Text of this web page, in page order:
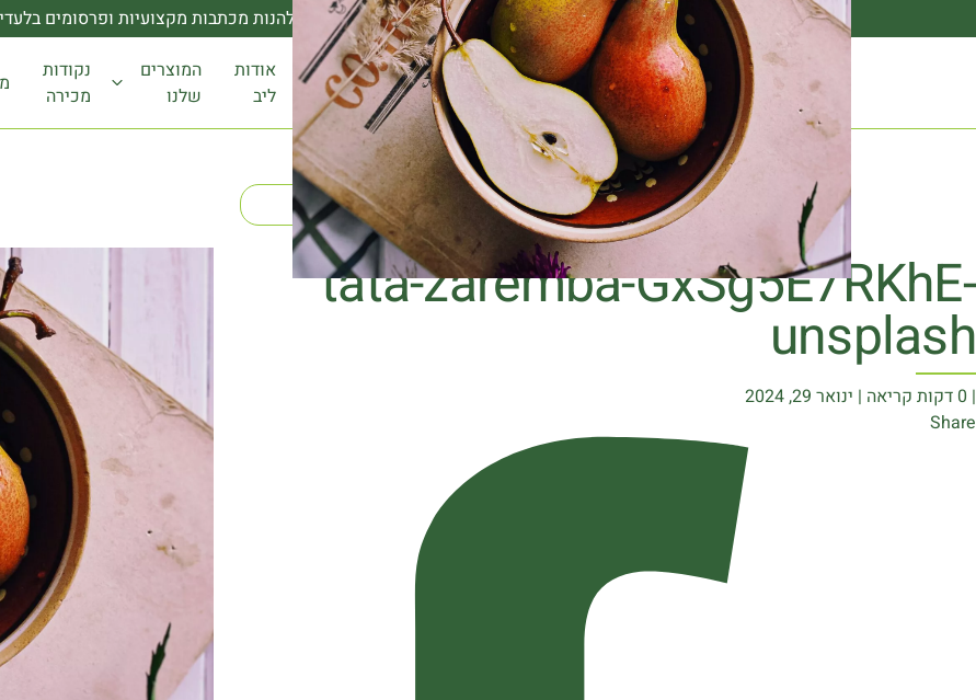
הצטרפו לבלוג שלנו ותוכלו להנות מכתבות מקצועיות ופרסומים
אודות
ליב
המוצרים
שלנו
נקודות
מכירה
tata-zaremba-GxSg5E7RKhE-
unsplash
| 0 דקות קריאה | ינואר 29, 2024
Share